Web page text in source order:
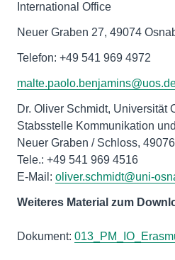
International Office
Neuer Graben 27, 49074
Telefon: +49 541 969 4972
Dr. Oliver Schmidt, Universität
Stabsstelle Kommunikation
Neuer Graben / Schloss,
Tele.: +49 541 969 4516
E-Mail: oliver.schmidt@uni-
Weiteres Material zum
Dokument: